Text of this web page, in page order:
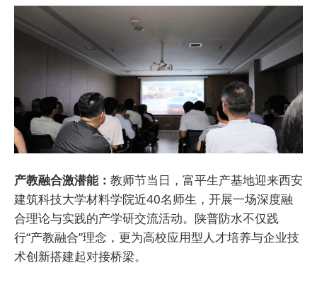
产教融合激潜能： 教师节当日，富平生产基地迎来西安
建筑科技大学材料学院近40名师生，开展一场深度融
合理论与实践的产学研交流活动。陕普防水不仅践
行“产教融合”理念，更为高校应用型人才培养与企业技
术创新搭建起对接桥梁。